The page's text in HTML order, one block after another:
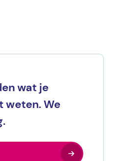
wat je
weten. We